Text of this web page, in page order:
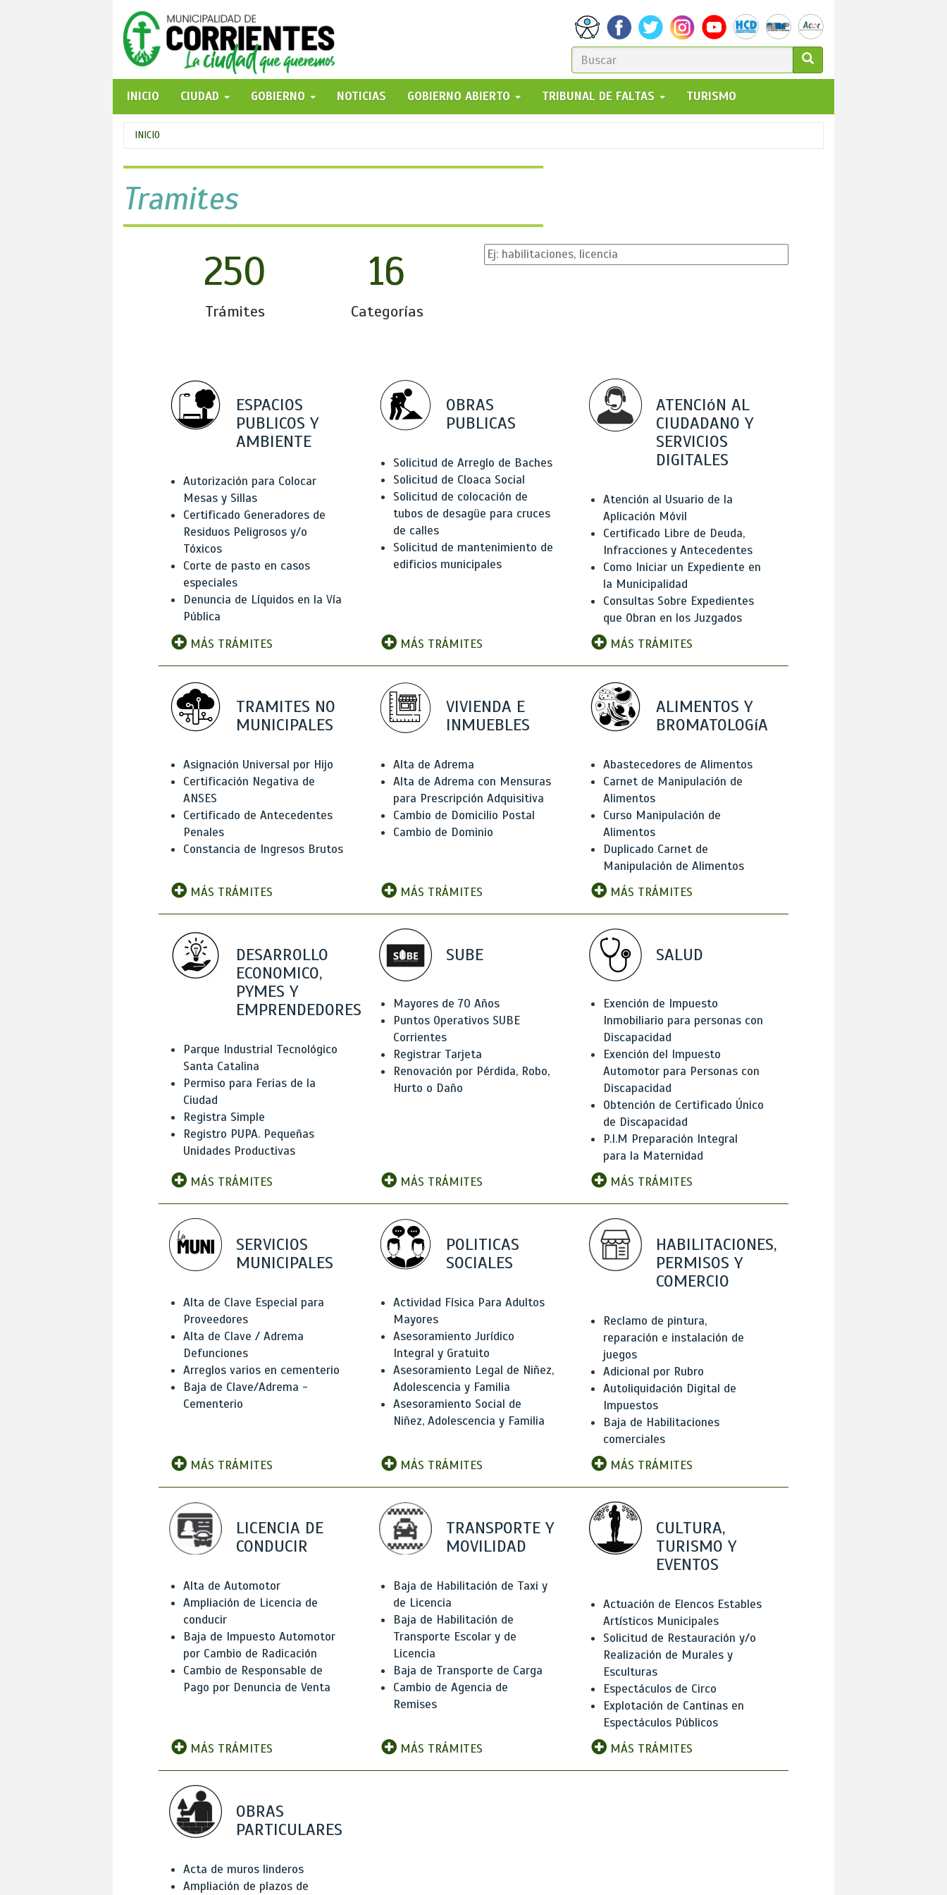
FORMULARIO
DE
BÚSQUEDA
GO!
INICIO
CIUDAD GOBIERNO NOTICIAS GOBIERNO ABIERTO TRIBUNAL DE FALTAS TURISMO
Se
encuentra
usted
aquí
INICIO
Tramites
250
Trámites
16
Categorías
ESPACIOS
PUBLICOS Y
AMBIENTE
Autorización para Colocar
Mesas y Sillas
Certificado Generadores de
Residuos Peligrosos y/o
Tóxicos
Corte de pasto en casos
especiales
Denuncia de Líquidos en la Vía
Pública
MÁS TRÁMITES
OBRAS
PUBLICAS
Solicitud de Arreglo de Baches
Solicitud de Cloaca Social
Solicitud de colocación de
tubos de desagüe para cruces
de calles
Solicitud de mantenimiento de
edificios municipales
MÁS TRÁMITES
ATENCIóN AL
CIUDADANO Y
SERVICIOS
DIGITALES
Atención al Usuario de la
Aplicación Móvil
Certificado Libre de Deuda,
Infracciones y Antecedentes
Como Iniciar un Expediente en
la Municipalidad
Consultas Sobre Expedientes
que Obran en los Juzgados
MÁS TRÁMITES
TRAMITES NO
MUNICIPALES
Asignación Universal por Hijo
Certificación Negativa de
ANSES
Certificado de Antecedentes
Penales
Constancia de Ingresos Brutos
MÁS TRÁMITES
VIVIENDA E
INMUEBLES
Alta de Adrema
Alta de Adrema con Mensuras
para Prescripción Adquisitiva
Cambio de Domicilio Postal
Cambio de Dominio
MÁS TRÁMITES
ALIMENTOS Y
BROMATOLOGíA
Abastecedores de Alimentos
Carnet de Manipulación de
Alimentos
Curso Manipulación de
Alimentos
Duplicado Carnet de
Manipulación de Alimentos
MÁS TRÁMITES
DESARROLLO
ECONOMICO,
PYMES Y
EMPRENDEDORES
Parque Industrial Tecnológico
Santa Catalina
Permiso para Ferias de la
Ciudad
Registra Simple
Registro PUPA. Pequeñas
Unidades Productivas
MÁS TRÁMITES
SUBE
Mayores de 70 Años
Puntos Operativos SUBE
Corrientes
Registrar Tarjeta
Renovación por Pérdida, Robo,
Hurto o Daño
MÁS TRÁMITES
SALUD
Exención de Impuesto
Inmobiliario para personas con
Discapacidad
Exención del Impuesto
Automotor para Personas con
Discapacidad
Obtención de Certificado Único
de Discapacidad
P.I.M Preparación Integral
para la Maternidad
MÁS TRÁMITES
SERVICIOS
MUNICIPALES
Alta de Clave Especial para
Proveedores
Alta de Clave / Adrema
Defunciones
Arreglos varios en cementerio
Baja de Clave/Adrema -
Cementerio
MÁS TRÁMITES
POLITICAS
SOCIALES
Actividad Física Para Adultos
Mayores
Asesoramiento Jurídico
Integral y Gratuito
Asesoramiento Legal de Niñez,
Adolescencia y Familia
Asesoramiento Social de
Niñez, Adolescencia y Familia
MÁS TRÁMITES
HABILITACIONES,
PERMISOS Y
COMERCIO
Reclamo de pintura,
reparación e instalación de
juegos
Adicional por Rubro
Autoliquidación Digital de
Impuestos
Baja de Habilitaciones
comerciales
MÁS TRÁMITES
LICENCIA DE
CONDUCIR
Alta de Automotor
Ampliación de Licencia de
conducir
Baja de Impuesto Automotor
por Cambio de Radicación
Cambio de Responsable de
Pago por Denuncia de Venta
MÁS TRÁMITES
TRANSPORTE Y
MOVILIDAD
Baja de Habilitación de Taxi y
de Licencia
Baja de Habilitación de
Transporte Escolar y de
Licencia
Baja de Transporte de Carga
Cambio de Agencia de
Remises
MÁS TRÁMITES
CULTURA,
TURISMO Y
EVENTOS
Actuación de Elencos Estables
Artísticos Municipales
Solicitud de Restauración y/o
Realización de Murales y
Esculturas
Espectáculos de Circo
Explotación de Cantinas en
Espectáculos Públicos
MÁS TRÁMITES
OBRAS
PARTICULARES
Acta de muros linderos
Ampliación de plazos de